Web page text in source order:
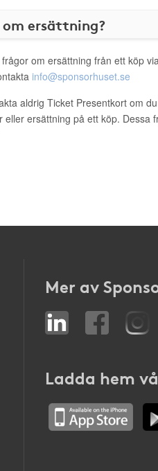
om ersättning?
om ersättning från ett köp
info@sponsorhuset.se
aldrig Ticket Presentkort om
eller ersättning på ett köp. Dessa
Mer av
Ladda hem